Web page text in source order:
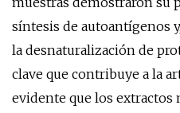
síntesis de autoantígenos
la desnaturalización de
clave que contribuye a la
evidente que los extractos